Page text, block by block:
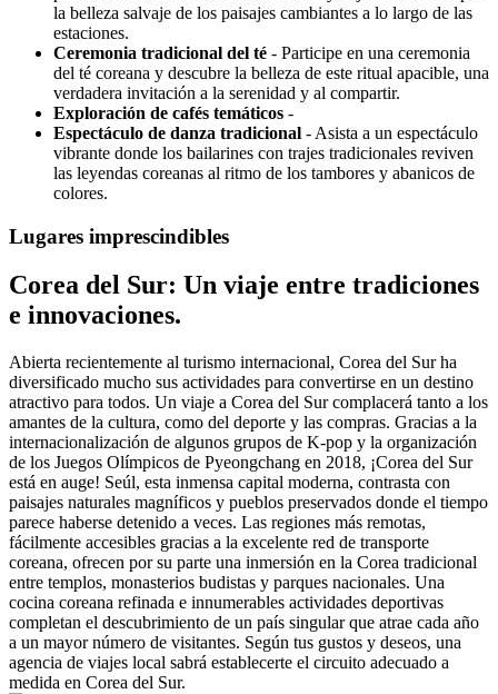
la belleza salvaje de los paisajes cambiantes a lo largo de las
estaciones.
Ceremonia tradicional del té - Participe en una ceremonia
del té coreana y descubre la belleza de este ritual apacible, una
verdadera invitación a la serenidad y al compartir.
Exploración de cafés temáticos -
Espectáculo de danza tradicional - Asista a un espectáculo
vibrante donde los bailarines con trajes tradicionales reviven
las leyendas coreanas al ritmo de los tambores y abanicos de
colores.
Lugares imprescindibles
Corea del Sur: Un viaje entre tradiciones
e innovaciones.
Abierta recientemente al turismo internacional, Corea del Sur ha
diversificado mucho sus actividades para convertirse en un destino
atractivo para todos. Un viaje a Corea del Sur complacerá tanto a los
amantes de la cultura, como del deporte y las compras. Gracias a la
internacionalización de algunos grupos de K-pop y la organización
de los Juegos Olímpicos de Pyeongchang en 2018, ¡Corea del Sur
está en auge! Seúl, esta inmensa capital moderna, contrasta con
paisajes naturales magníficos y pueblos preservados donde el tiempo
parece haberse detenido a veces. Las regiones más remotas,
fácilmente accesibles gracias a la excelente red de transporte
coreana, ofrecen por su parte una inmersión en la Corea tradicional
entre templos, monasterios budistas y parques nacionales. Una
cocina coreana refinada e innumerables actividades deportivas
completan el descubrimiento de un país singular que atrae cada año
a un mayor número de visitantes. Según tus gustos y deseos, una
agencia de viajes local sabrá establecerte el circuito adecuado a
medida en Corea del Sur.